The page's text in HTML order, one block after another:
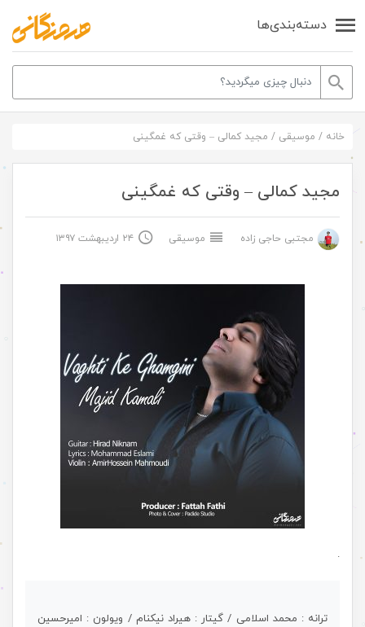
دسته‌بندی‌ها
خانه / موسیقی / مجید کمالی – وقتی که غمگینی
مجید کمالی – وقتی که غمگینی
مجتبی حاجی زاده موسیقی ۲۴ اردیبهشت ۱۳۹۷
.
ترانه : محمد اسلامی / گیتار : هیراد نیکنام / ویولون : امیرحسین